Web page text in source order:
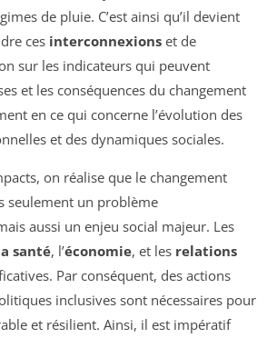
de pluie. C’est ainsi qu’il devient
ces interconnexions et de
sur les indicateurs qui peuvent
et les conséquences du changement
en ce qui concerne l’évolution des
et des dynamiques sociales.
on réalise que le changement
seulement un problème
aussi un enjeu social majeur. Les
santé, l’économie, et les relations
Par conséquent, des actions
inclusives sont nécessaires pour
et résilient. Ainsi, il est impératif